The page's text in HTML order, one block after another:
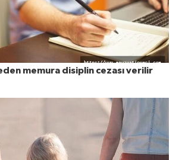
memura disiplin cezası verilir